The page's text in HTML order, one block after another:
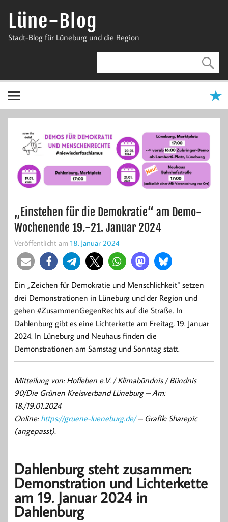
InhaltLüne-Blog
Stadt-Blog für Lüneburg und die Region
„Einstehen für die Demokratie“ am Demo-
Wochenende 19.-21. Januar 2024
Veröffentlicht am 18. Januar 2024
Ein „Zeichen für Demokratie und Menschlichkeit“ setzen
drei Demonstrationen in Lüneburg und der Region und
gehen #ZusammenGegenRechts auf die Straße. In
Dahlenburg gibt es eine Lichterkette am Freitag, 19. Januar
2024. In Lüneburg und Neuhaus finden die
Demonstrationen am Samstag und Sonntag statt.
Mitteilung von: Hofleben e.V. / Klimabündnis / Bündnis
90/Die Grünen Kreisverband Lüneburg –Am:
18./19.01.2024
Online: https://gruene-lueneburg.de/– Grafik: Sharepic
(angepasst).
Dahlenburg steht zusammen:
Demonstration und Lichterkette
am 19. Januar 2024 in
Dahlenburg